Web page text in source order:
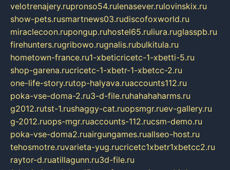
velotrenajery.rupronso54.rulenasever.rulovinskix.ru
show-pets.rusmartnews03.rudiscofoxworld.ru
miraclecoon.rupongup.ruhostel65.ruliura.ruglasspb.ru
firehunters.rugribowo.rugnalis.rubulkitula.ru
hometown-france.ru1-xbeticricetc-1-xbetti-5.ru
shop-garena.rucricetc-1-xbetr-1-xbetcc-2.ru
one-life-story.rutop-halyava.ruaccounts112.ru
poka-vse-doma-2.ru3-d-file.ruhahahaharms.ru
g2012.rutst-1.rushaggy-cat.ruopsmgr.ruev-gallery.ru
g-2012.ruops-mgr.ruaccounts-112.rucsm-demo.ru
poka-vse-doma2.ruairgungames.ruallseo-host.ru
tehosmotre.ruvarieta-yug.rucricetc1xbetr1xbetcc2.ru
raytor-d.ruatillagunn.ru3d-file.ru